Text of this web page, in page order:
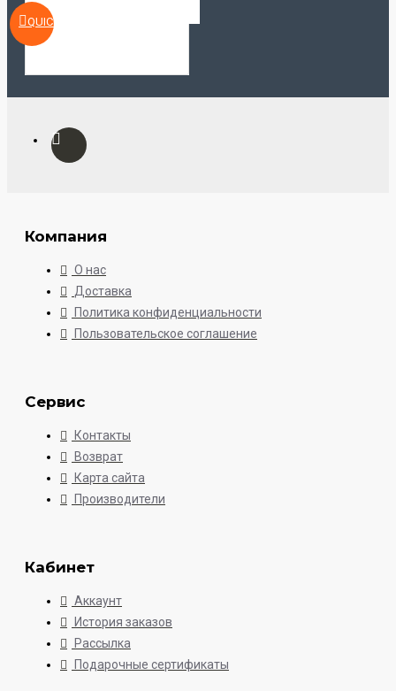
QUICKVIEW
Компания
О нас
Доставка
Политика конфиденциальности
Пользовательское соглашение
Сервис
Контакты
Возврат
Карта сайта
Производители
Кабинет
Аккаунт
История заказов
Рассылка
Подарочные сертификаты